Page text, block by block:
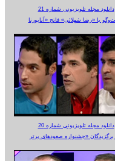
دانلود مجله تلویزیونی شماره 21
دانلود مجله تلویزیونی شماره 20